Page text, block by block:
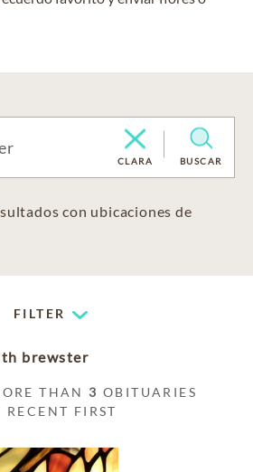
CLARA BUSCAR
con ubicaciones de
FILTER
brewster
THAN 3 OBITUARIES
RECENT FIRST